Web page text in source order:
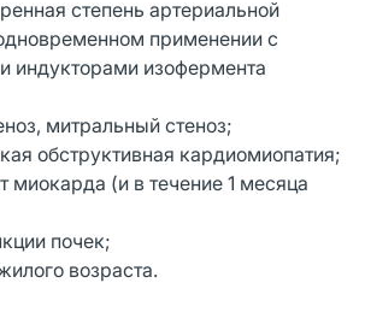
степень артериальной
применении с
индукторами изофермента
митральный стеноз;
обструктивная кардиомиопатия;
миокарда (и в течение 1 месяца
почек;
возраста.